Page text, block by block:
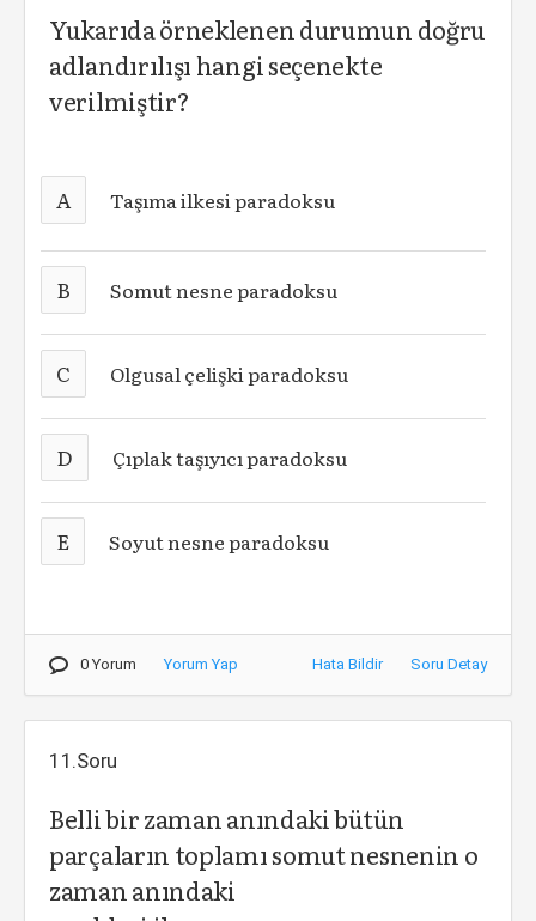
Yukarıda örneklenen durumun doğru
adlandırılışı hangi seçenekte
verilmiştir?
A Taşıma ilkesi paradoksu
B Somut nesne paradoksu
C Olgusal çelişki paradoksu
D Çıplak taşıyıcı paradoksu
E Soyut nesne paradoksu
0 Yorum Yorum Yap Hata Bildir Soru Detay
11.Soru
Belli bir zaman anındaki bütün
parçaların toplamı somut nesnenin o
zaman anındaki